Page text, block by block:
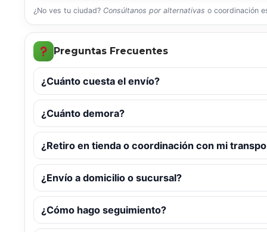
¿No ves tu ciudad? Consúltanos por alternativas o coordinación
Preguntas Frecuentes
¿Cuánto cuesta el envío?
¿Cuánto demora?
¿Retiro en tienda o coordinación con mi
¿Envío a domicilio o sucursal?
¿Cómo hago seguimiento?